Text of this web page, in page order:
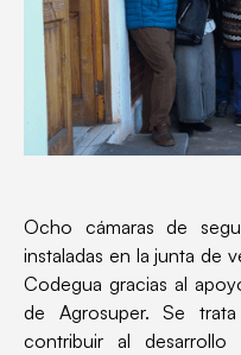
Ocho cámaras de
instaladas en la junta de
Codegua gracias al
de Agrosuper. Se
contribuir al desarrollo